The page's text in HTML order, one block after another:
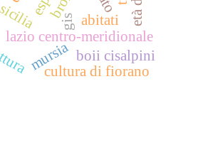
sicilia
lazio centro-meridionale
abitati
mursia
cultura di fiorano
boii cisalpini
gis